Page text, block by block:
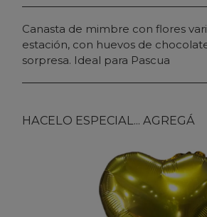
Canasta de mimbre con flores
estación, con huevos de
sorpresa. Ideal para Pascua
HACELO ESPECIAL... AGREGÁ